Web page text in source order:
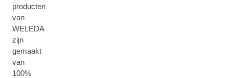
producten
van
WELEDA
zijn
gemaakt
van
100%